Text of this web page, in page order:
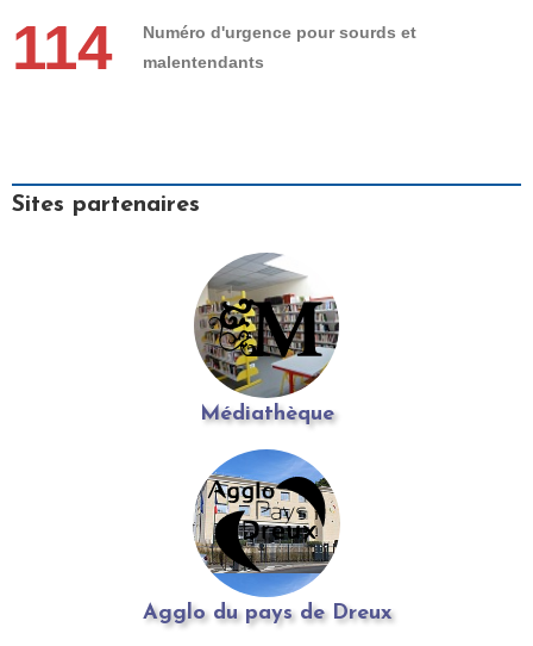
114
Numéro d'urgence pour sourds et
malentendants
Sites partenaires
Médiathèque
Agglo du pays de Dreux